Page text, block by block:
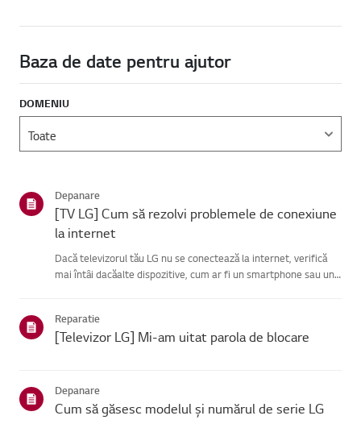
Baza de date pentru ajutor
DOMENIU
Depanare
[TV LG] Cum să rezolvi problemele de conexiune
la internet
Dacă televizorul tău LG nu se conectează la internet, verifică
mai întâi dacăalte dispozitive, cum ar fi un smartphone sau un
Reparatie
[Televizor LG] Mi-am uitat parola de blocare
Depanare
Cum să găsesc modelul și numărul de serie LG